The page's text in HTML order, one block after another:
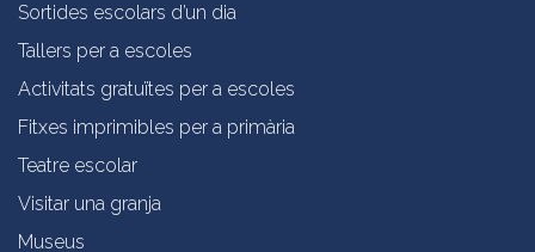
Sortides escolars d’un dia
Tallers per a escoles
Activitats gratuïtes per a escoles
Fitxes imprimibles per a primària
Teatre escolar
Visitar una granja
Museus